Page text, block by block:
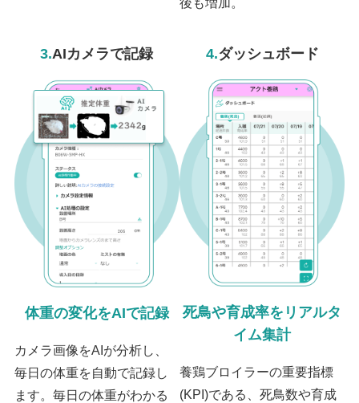
3.AIカメラで記録
体重の変化をAIで記録
カメラ画像をAIが分析し、
毎日の体重を自動で記録し
ます。毎日の体重がわかる
4.ダッシュボード
死鳥や育成率をリアルタ
イム集計
養鶏ブロイラーの重要指標
(KPI)である、死鳥数や育成